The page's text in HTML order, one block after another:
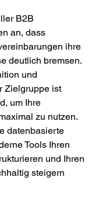
B2B
an, dass
ihre
deutlich bremsen.
und
Zielgruppe ist
um Ihre
zu nutzen.
datenbasierte
Tools Ihren
und Ihren
steigern